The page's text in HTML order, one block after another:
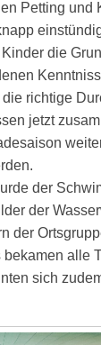
Petting und
die
richtige
jetzt
der
der
der
alle
sich